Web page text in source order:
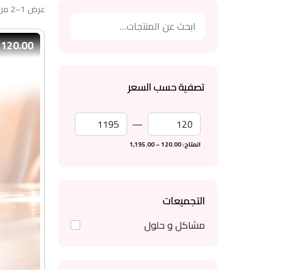
بحث
تصفية حسب السعر
أقل سعر — أعلى سعر
المتاح: 120.00 – 1,195.00
التجميعات
مشاكل و حلول
عرض 1–2 من أصل 2
120.00 EGP